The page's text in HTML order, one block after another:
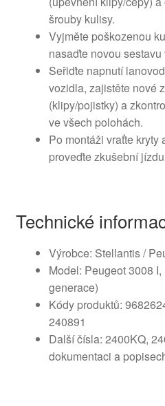
šrouby kulisy.
Vyjměte poškozenou
nasaďte novou
Seřiďte napnutí
vozidla, zajistěte nové
(klipy/pojistky) a
ve všech polohách.
Po montáži vraťte kryty
proveďte zkušební
Technické
Výrobce: Stellantis /
Model: Peugeot 3008
generace)
Kódy produktů:
240891
Další čísla: 2400KQ,
dokumentaci a